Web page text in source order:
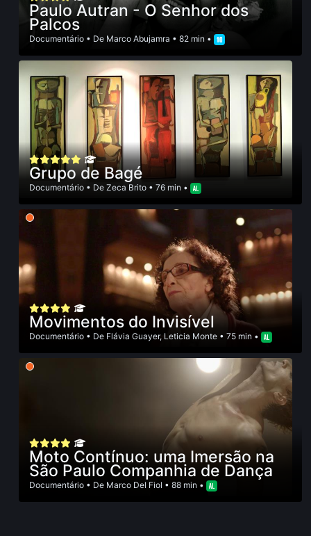
Paulo Autran - O Senhor dos
Palcos
Documentário • De Marco Abujamra • 82 min •
Grupo de Bagé
Documentário • De Zeca Brito • 76 min •
Movimentos do Invisível
Documentário • De Flávia Guayer, Leticia Monte • 75 min •
Moto Contínuo: uma Imersão na
São Paulo Companhia de Dança
Documentário • De Marco Del Fiol • 88 min •